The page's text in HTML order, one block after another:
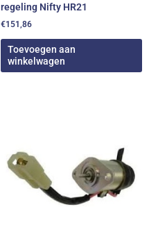
regeling Nifty HR21
€151,86
Toevoegen aan
winkelwagen